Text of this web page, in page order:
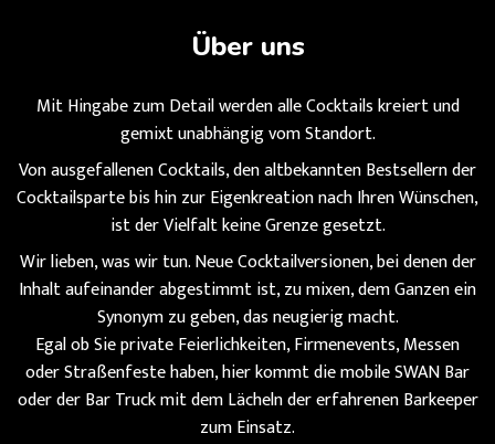
Über uns
Mit Hingabe zum Detail werden alle Cocktails kreiert und
gemixt unabhängig vom Standort.
Von ausgefallenen Cocktails, den altbekannten Bestsellern der
Cocktailsparte bis hin zur Eigenkreation nach Ihren Wünschen,
ist der Vielfalt keine Grenze gesetzt.
Wir lieben, was wir tun. Neue Cocktailversionen, bei denen der
Inhalt aufeinander abgestimmt ist, zu mixen, dem Ganzen ein
Synonym zu geben, das neugierig macht.
Egal ob Sie private Feierlichkeiten, Firmenevents, Messen
oder Straßenfeste haben, hier kommt die mobile SWAN Bar
oder der Bar Truck mit dem Lächeln der erfahrenen Barkeeper
zum Einsatz.